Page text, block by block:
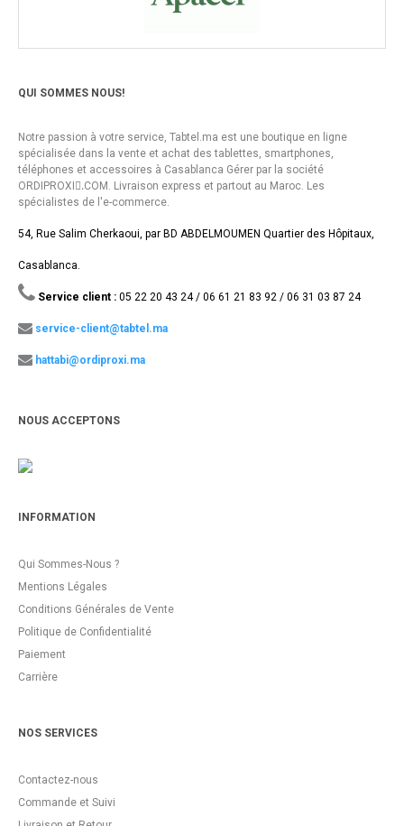
QUI SOMMES NOUS!
Notre passion à votre service, Tabtel.ma est une boutique en ligne
spécialisée dans la vente et achat des tablettes, smartphones,
téléphones et accessoires à Casablanca Gérer par la société
ORDIPROXI.ِCOM. Livraison express et partout au Maroc. Les
spécialistes de l'e-commerce.
54, Rue Salim Cherkaoui, par BD ABDELMOUMEN Quartier des Hôpitaux,
Casablanca.
Service client : 05 22 20 43 24 / 06 61 21 83 92 / 06 31 03 87 24
service-client@tabtel.ma
hattabi@ordiproxi.ma
NOUS ACCEPTONS
INFORMATION
Qui Sommes-Nous ?
Mentions Légales
Conditions Générales de Vente
Politique de Confidentialité
Paiement
Carrière
NOS SERVICES
Contactez-nous
Commande et Suivi